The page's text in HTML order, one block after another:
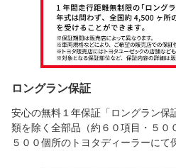
ロングラン保証
安心の無料１年保証「ロングラン保
類を除く全部品（約６０項目・５０
５００個所のトヨタディーラーにて